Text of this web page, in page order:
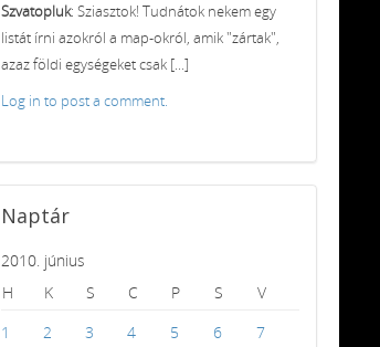
Szvatopluk: Sziasztok! Tudnátok nekem egy
listát írni azokról a map-okról, amik "zártak",
azaz földi egységeket csak [...]
Log in to post a comment.
Naptár
2010. június
H
K S C P S
V
1
2 3 4 5 6 7